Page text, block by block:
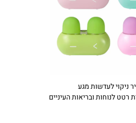
ניקוי לעדשות מגע
רטט לנוחות ובריאות העיניים